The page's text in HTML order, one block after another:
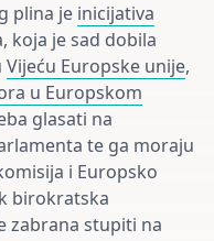
plina je inicijativa
koja je sad dobila
Vijeću Europske unije,
u Europskom
glasati na
te ga moraju
i Europsko
birokratska
zabrana stupiti na